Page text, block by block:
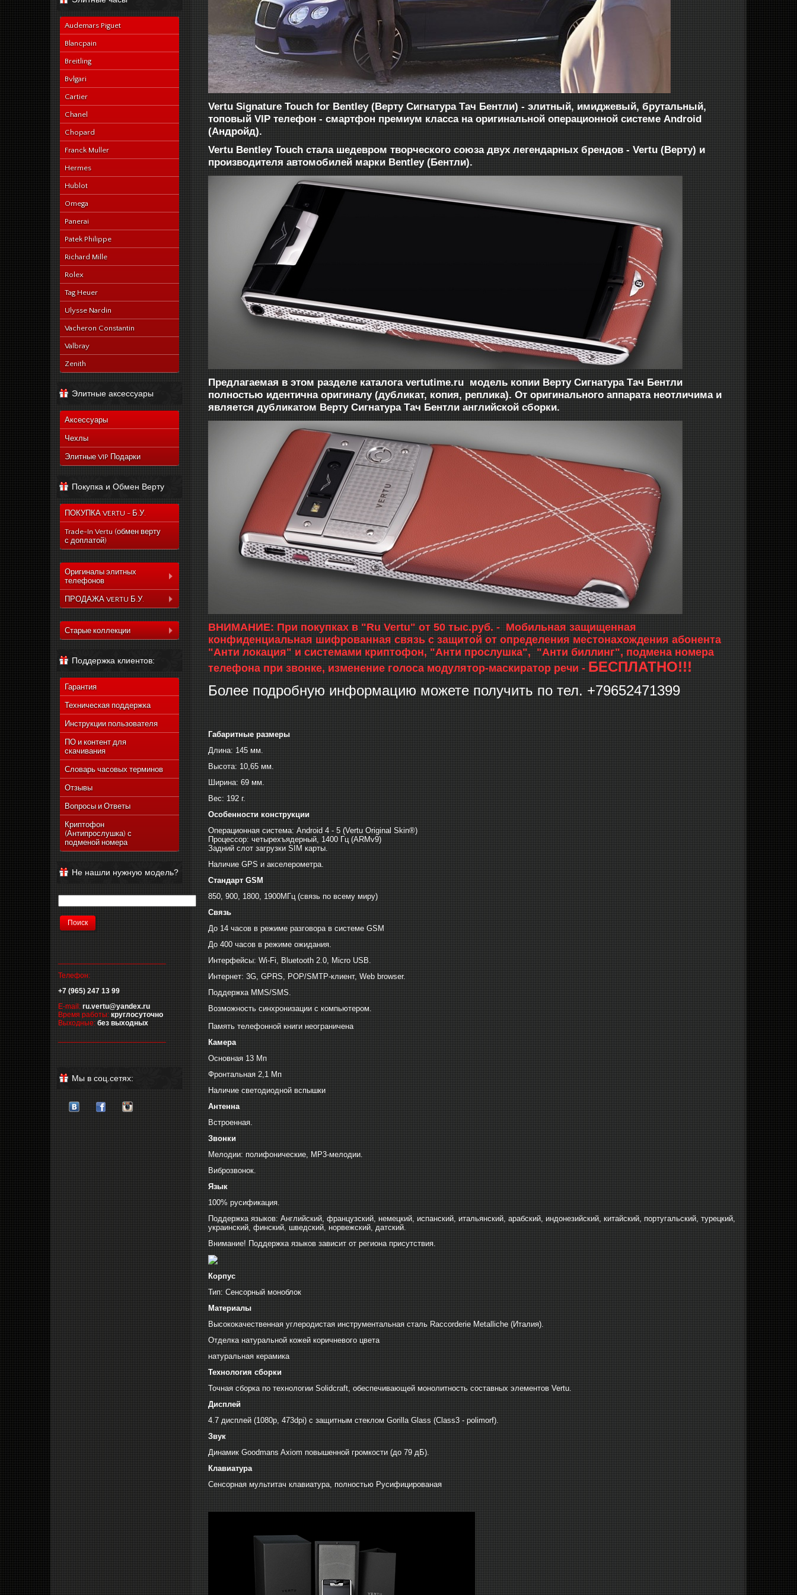
Audemars Piguet
Blancpain
Breitling
Bvlgari
Cartier
Chanel
Chopard
Franck Muller
Hermes
Hublot
Omega
Panerai
Patek Philippe
Richard Mille
Rolex
Tag Heuer
Ulysse Nardin
Vacheron Constantin
Valbray
Zenith
Элитные аксессуары
Аксессуары
Чехлы
Элитные VIP Подарки
Покупка и Обмен Верту
ПОКУПКА VERTU - Б.У.
Trade-In Vertu (обмен верту
с доплатой)
Оригиналы элитных
телефонов
Коллекция Aster
Коллекция Signature
Коллекция Signature
Коллекция Новый
Signature Touch
ПРОДАЖА VERTU Б.У.
Коллекция Constelation
Коллекция Ascent
Touch
Коллекция Новый
Signature Touch
Старые коллекции
Vertu Ascent X
Vertu Constellation Ayxta
Vertu Constellation Pure
Vertu Constellation Exotic
Vertu Constellation Vivre
Vertu Signature S Design
Vertu Constellation
Vertu Constellation
Monogram
Vertu Ascent Ti
Vertu Ferrari Edition
Vertu Racetrack Legends
Vertu Signature Touch
Vertu Constellation Touch
Поддержка клиентов:
Гарантия
Техническая поддержка
Инструкции пользователя
ПО и контент для
скачивания
Словарь часовых терминов
Отзывы
Вопросы и Ответы
Криптофон
(Антипрослушка) с
подменой номера
Не нашли нужную модель?
Телефон:
+7 (965) 247 13 99
E-mail: ru.vertu@yandex.ru
Время работы: круглосуточно
Выходные: без выходных
Мы в соц.сетях:
Vertu Signature Touch for Bentley (Верту Сигнатура Тач Бентли) - элитный, имиджевый, брутальный,
топовый VIP телефон - смартфон премиум класса на оригинальной операционной системе Android
(Андройд).
Vertu Bentley Touch стала шедевром творческого союза двух легендарных брендов - Vertu (Верту) и
производителя автомобилей марки Bentley (Бентли).
Предлагаемая в этом разделе каталога vertutime.ru модель копии Верту Сигнатура Тач Бентли
полностью идентична оригиналу (дубликат, копия, реплика). От оригинального аппарата неотличима и
является дубликатом Верту Сигнатура Тач Бентли английской сборки.
ВНИМАНИЕ: При покупках в "Ru Vertu" от 50 тыс.руб. - Мобильная защищенная
конфиденциальная шифрованная связь с защитой от определения местонахождения абонента
"Анти локация" и системами криптофон, "Анти прослушка", "Анти биллинг", подмена номера
телефона при звонке, изменение голоса модулятор-маскиратор речи - БЕСПЛАТНО!!!
Более подробную информацию можете получить по тел. +79652471399
Габаритные размеры
Длина: 145 мм.
Высота: 10,65 мм.
Ширина: 69 мм.
Вес: 192 г.
Особенности конструкции
Операционная система: Android 4 - 5 (Vertu Original Skin®)
Процессор: четырехъядерный, 1400 Гц (ARMv9)
Задний слот загрузки SIM карты.
Наличие GPS и акселерометра.
Стандарт GSM
850, 900, 1800, 1900МГц (связь по всему миру)
Связь
До 14 часов в режиме разговора в системе GSM
До 400 часов в режиме ожидания.
Интерфейсы: Wi-Fi, Bluetooth 2.0, Micro USB.
Интернет: 3G, GPRS, POP/SMTP-клиент, Web browser.
Поддержка MMS/SMS.
Возможность синхронизации с компьютером.
Память телефонной книги неограничена
Камера
Основная 13 Мп
Фронтальная 2,1 Мп
Наличие светодиодной вспышки
Антенна
Встроенная.
Звонки
Мелодии: полифонические, MP3-мелодии.
Виброзвонок.
Язык
100% русификация.
Поддержка языков: Английский, французский, немецкий, испанский, итальянский, арабский, индонезийский, китайский, португальский, турецкий,
украинский, финский, шведский, норвежский, датский.
Внимание! Поддержка языков зависит от региона присутствия.
Корпус
Тип: Сенсорный моноблок
Материалы
Высококачественная углеродистая инструментальная сталь Raccorderie Metalliche (Италия).
Отделка натуральной кожей коричневого цвета
натуральная керамика
Технология сборки
Точная сборка по технологии Solidcraft, обеспечивающей монолитность составных элементов Vertu.
Дисплей
4.7 дисплей (1080р, 473dpi) с защитным стеклом Gorilla Glass (Class3 - polimorf).
Звук
Динамик Goodmans Axiom повышенной громкости (до 79 дБ).
Клавиатура
Сенсорная мультитач клавиатура, полностью Русифицированая